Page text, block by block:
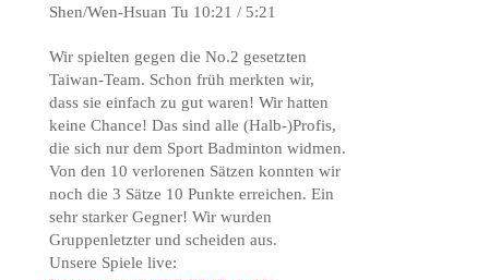
Shen/Wen-Hsuan Tu 10:21 / 5:21
Wir spielten gegen die No.2 gesetzten
Taiwan-Team. Schon früh merkten wir,
dass sie einfach zu gut waren! Wir hatten
keine Chance! Das sind alle (Halb-)Profis,
die sich nur dem Sport Badminton widmen.
Von den 10 verlorenen Sätzen konnten wir
noch die 3 Sätze 10 Punkte erreichen. Ein
sehr starker Gegner! Wir wurden
Gruppenletzter und scheiden aus.
Unsere Spiele live: